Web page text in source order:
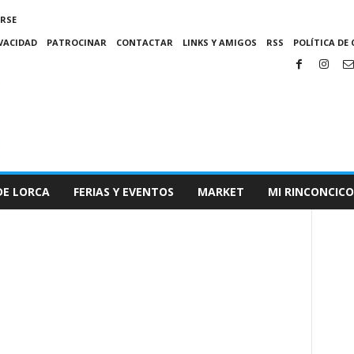
PATROCINAR CONTACTAR LINKS Y AMIGOS RSS POLÍTICA DE
LORCA FERIAS Y EVENTOS MARKET MI RINCONCICO